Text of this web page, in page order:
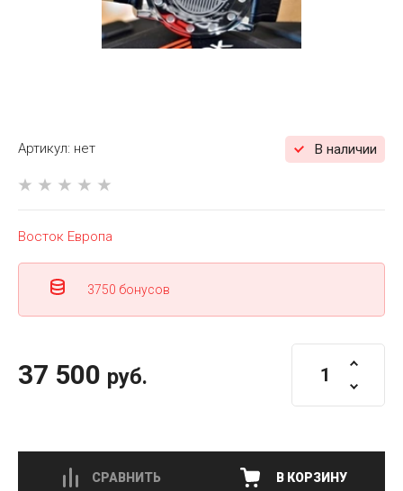
Артикул: нет В наличии
Восток Европа
3750 бонусов
37 500 руб.
СРАВНИТЬ В КОРЗИНУ